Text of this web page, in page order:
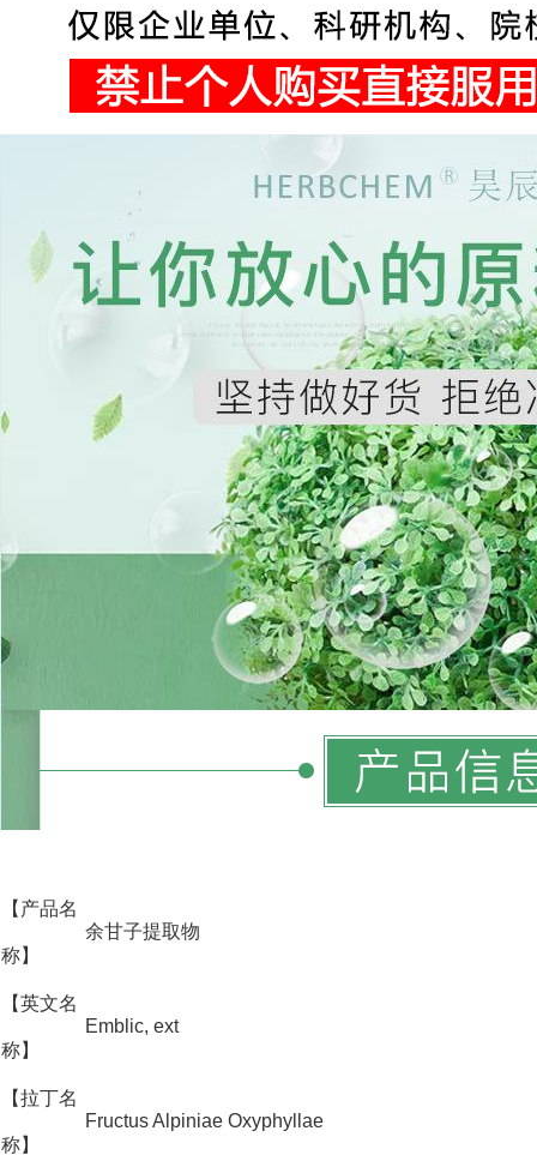
【产品名
称】
余甘子提取物
【英文名
称】
Emblic, ext
【拉丁名
称】
Fructus Alpiniae Oxyphyllae